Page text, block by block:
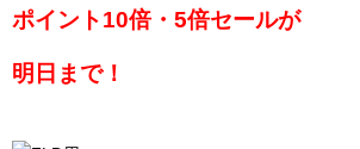
ポイント10倍・5倍セールが
明日まで！